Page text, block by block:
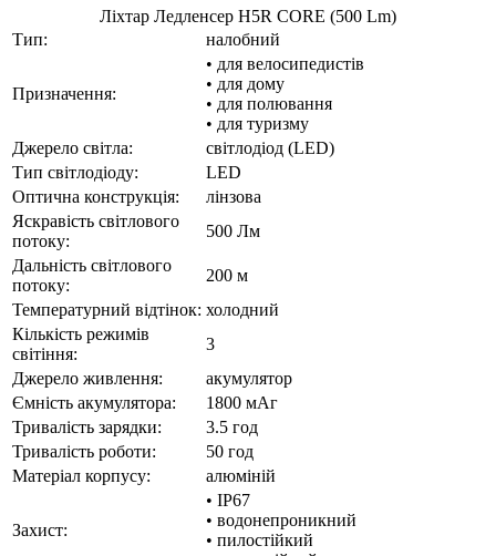
Ліхтар Ледленсер H5R CORE (500 Lm)
Тип:
налобний
Призначення:
• для велосипедистів
• для дому
• для полювання
• для туризму
Джерело світла:
світлодіод (LED)
Тип світлодіоду:
LED
Оптична конструкція:
лінзова
Яскравість світлового
потоку:
500 Лм
Дальність світлового
потоку:
200 м
Температурний відтінок: холодний
Кількість режимів
світіння:
3
Джерело живлення:
акумулятор
Ємність акумулятора:
1800 мАг
Тривалість зарядки:
3.5 год
Тривалість роботи:
50 год
Матеріал корпусу:
алюміній
Захист:
• IP67
• водонепроникний
• пилостійкий